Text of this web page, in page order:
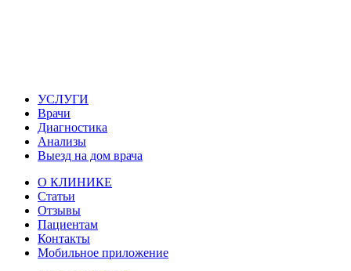
УСЛУГИ
Врачи
Диагностика
Анализы
Выезд на дом врача
О КЛИНИКЕ
Статьи
Отзывы
Пациентам
Контакты
Мобильное приложение